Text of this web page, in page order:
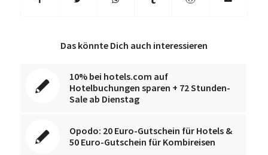
Das könnte Dich auch interessieren
10% bei hotels.com auf
Hotelbuchungen sparen + 72 Stunden-
Sale ab Dienstag
Opodo: 20 Euro-Gutschein für Hotels &
50 Euro-Gutschein für Kombireisen